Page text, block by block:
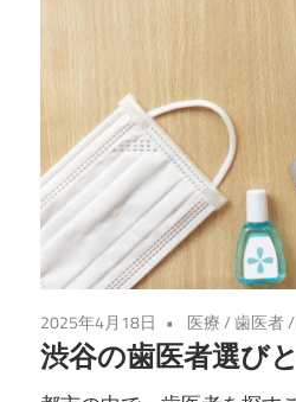
2025年4月18日 医療/歯医者/
渋谷の歯医者選び